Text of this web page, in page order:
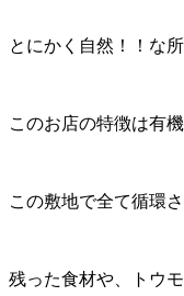
とにかく自然！！な
このお店の特徴は有
この敷地で全て循環
残った食材や、トウ